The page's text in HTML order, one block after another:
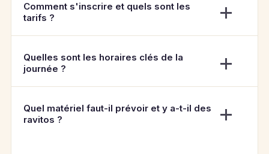
Comment s'inscrire et quels sont les
tarifs ?
Quelles sont les horaires clés de la
journée ?
Quel matériel faut-il prévoir et y a-t-il des
ravitos ?